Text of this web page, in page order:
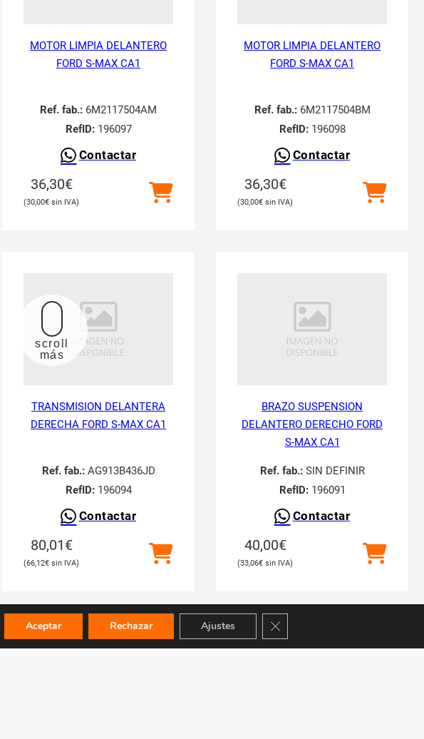
MOTOR LIMPIA DELANTERO
FORD S-MAX CA1
Ref. fab.: 6M2117504AM
RefID:196097
Contactar
36,30€
30,00€
MOTOR LIMPIA DELANTERO
FORD S-MAX CA1
Ref. fab.:6M2117504BM
RefID:196098
Contactar
36,30€
30,00€
TRANSMISION DELANTERA
DERECHA FORD S-MAX CA1
Ref. fab.:AG913B436JD
RefID:196094
Contactar
80,01€
66,12€
BRAZO SUSPENSION
DELANTERO DERECHO FORD
S-MAX CA1
Ref. fab.:SIN DEFINIR
RefID:196091
Contactar
40,00€
33,06€
scroll
más
Aceptar Rechazar Ajustes Cerrar el banner de cookies RGPD